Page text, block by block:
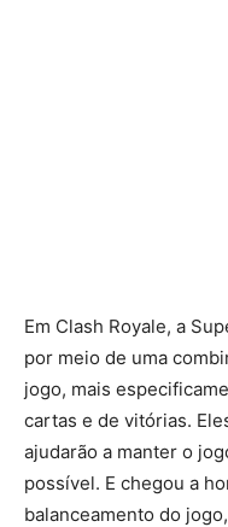
Em Clash Royale, a
por meio de uma
jogo, mais
cartas e de vitórias.
ajudarão a manter o
possível. E chegou a
balanceamento do